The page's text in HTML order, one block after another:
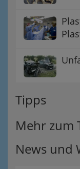
Tipps
Mehr zum
News und